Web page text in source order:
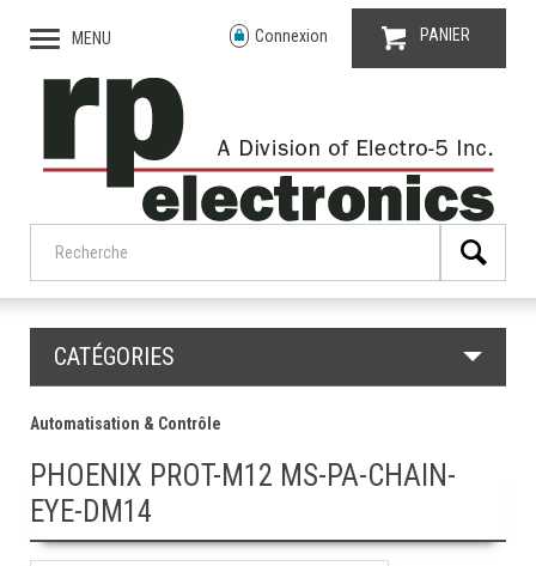
MENU Connexion PANIER
CATÉGORIES
Automatisation & Contrôle
PHOENIX PROT-M12 MS-PA-CHAIN-
EYE-DM14